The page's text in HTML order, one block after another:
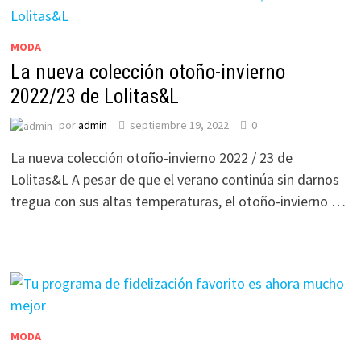
MODA
La nueva colección otoño-invierno
2022/23 de Lolitas&L
poradmin septiembre 19, 2022 0
La nueva colección otoño-invierno 2022 / 23 de
Lolitas&L A pesar de que el verano continúa sin darnos
tregua con sus altas temperaturas, el otoño-invierno …
MODA